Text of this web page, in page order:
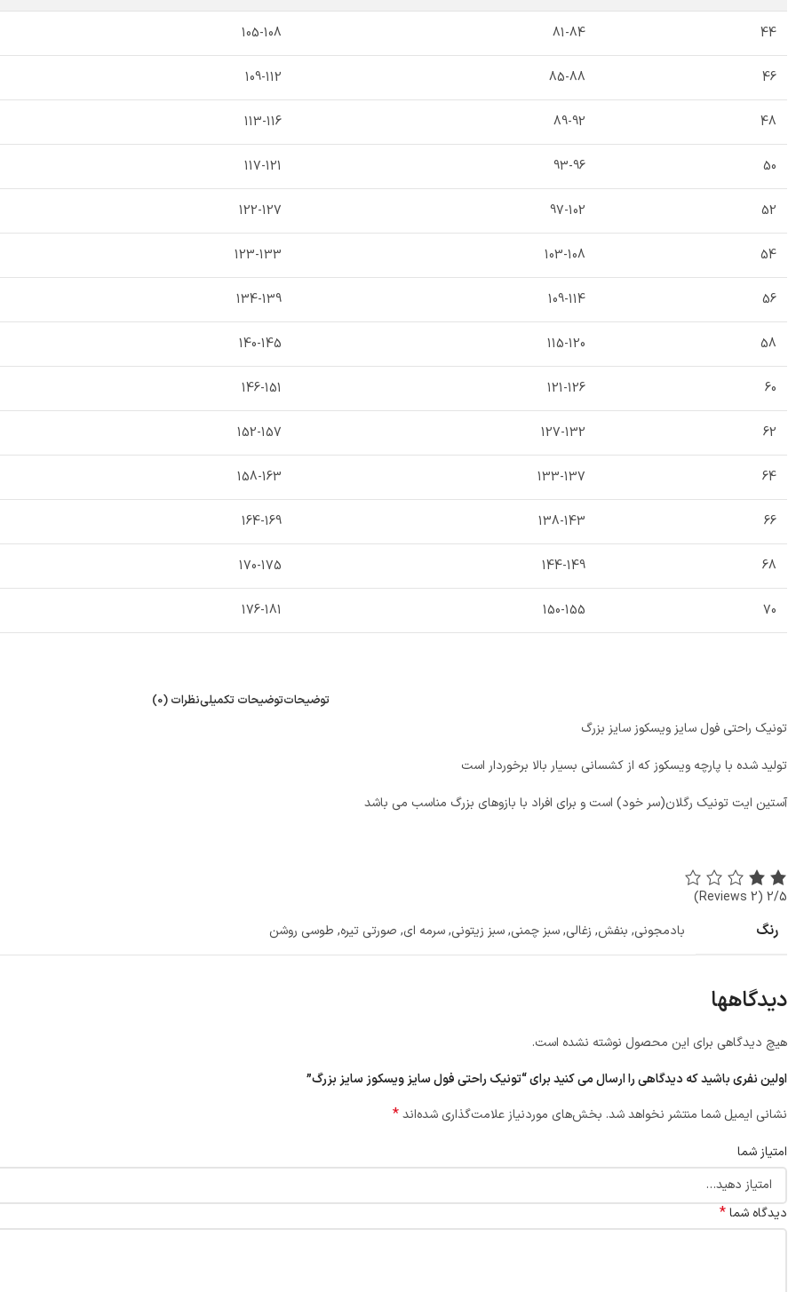
44
81-84
105-108
46
85-88
109-112
48
89-92
113-116
50
93-96
117-121
52
97-102
122-127
54
103-108
123-133
56
109-114
134-139
58
115-120
140-145
60
121-126
146-151
62
127-132
152-157
64
133-137
158-163
66
138-143
164-169
68
144-149
170-175
70
150-155
176-181
توضیحاتتوضیحات تکمیلینظرات (0)
تونیک راحتی فول سایز ویسکوز سایز بزرگ
تولید شده با پارچه ویسکوز که از کشسانی بسیار بالا برخوردار است
آستین ایت تونیک رگلان(سر خود) است و برای افراد با بازوهای بزرگ مناسب می باشد
2/5
(2 Reviews)
رنگ بادمجونی, بنفش, زغالی,سبز چمنی,سبز زیتونی,سرمه ای, صورتی تیره, طوسی روشن
دیدگاهها
هیچ دیدگاهی برای این محصول نوشته نشده است.
اولین نفری باشید که دیدگاهی را ارسال می کنید برای “تونیک راحتی فول سایز ویسکوز سایز بزرگ”
نشانی ایمیل شما منتشر نخواهد شد. بخش‌های موردنیاز علامت‌گذاری شده‌اند*
امتیاز شما
دیدگاه شما*